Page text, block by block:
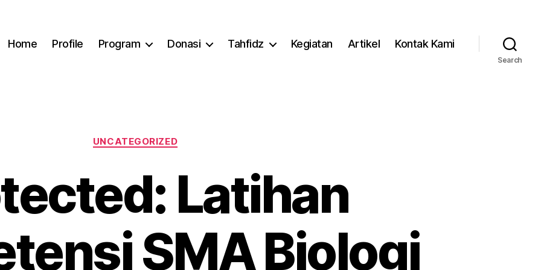
Home Profile Program Donasi Tahfidz Kegiatan Artikel Kontak Kami
Search
Categories
UNCATEGORIZED
Latihan
SMA Biologi